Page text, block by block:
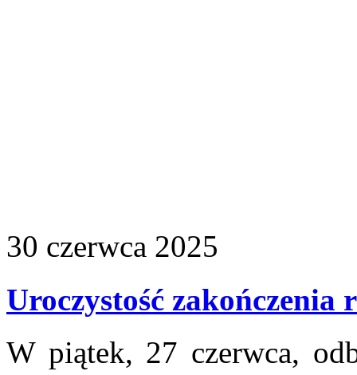
30 czerwca 2025
Uroczystość zakończenia
W piątek, 27 czerwca,